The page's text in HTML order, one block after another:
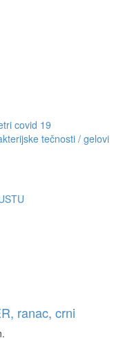
covid 19
tečnosti / gelovi
ranac, crni